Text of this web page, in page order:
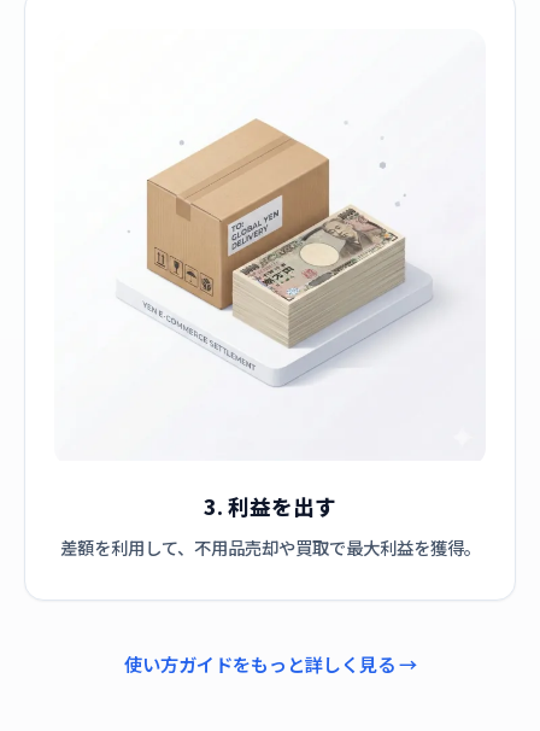
3. 利益を出す
差額を利用して、不用品売却や買取で最大利益を獲得。
使い方ガイドをもっと詳しく見る →